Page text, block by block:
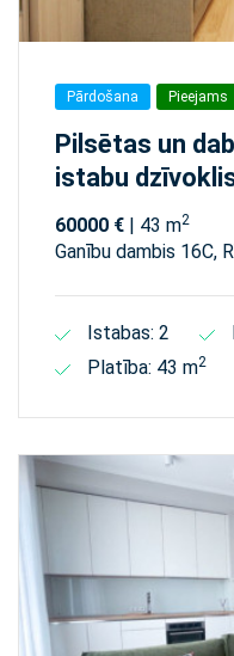
Pārdošana Pieejams
Pilsētas un
istabu
60000 € | 43 m2
Ganību dambis 16C,
Istabas: 2
Platība: 43 m2